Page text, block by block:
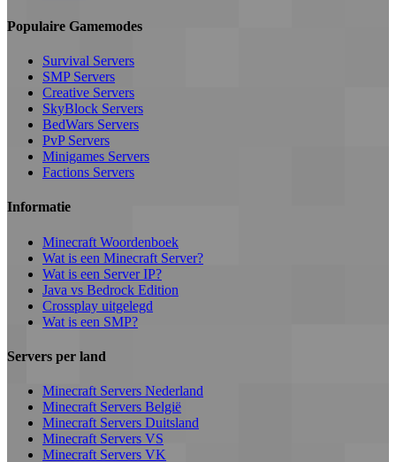
Populaire Gamemodes
Survival Servers
SMP Servers
Creative Servers
SkyBlock Servers
BedWars Servers
PvP Servers
Minigames Servers
Factions Servers
Informatie
Minecraft Woordenboek
Wat is een Minecraft Server?
Wat is een Server IP?
Java vs Bedrock Edition
Crossplay uitgelegd
Wat is een SMP?
Servers per land
Minecraft Servers Nederland
Minecraft Servers België
Minecraft Servers Duitsland
Minecraft Servers VS
Minecraft Servers VK